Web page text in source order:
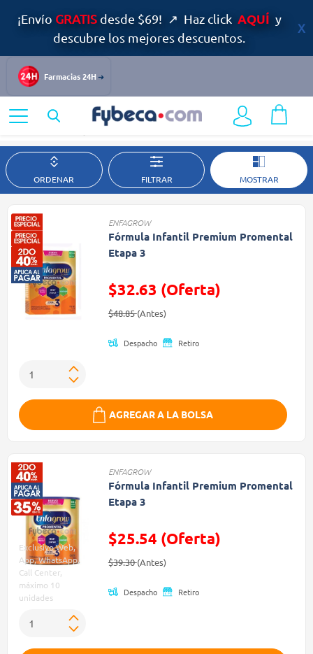
¡Envío GRATISdesde $69! ↗ Haz click AQUÍ y
descubre los mejores descuentos.
Farmacias 24H
Infantil y Maternidad
ORDENAR FILTRAR MOSTRAR
ENFAGROW
Fórmula Infantil Premium Promental
Etapa 3
$32.63 (Oferta)
Precio reducido de
$48.85(Antes)(Oferta)
Despacho Retiro
AGREGAR A LA BOLSA
Exclusivo Web,
App, WhatsApp,
Call Center,
máximo 10
unidades
ENFAGROW
Fórmula Infantil Premium Promental
Etapa 3
$25.54 (Oferta)
Precio reducido de
$39.30(Antes)(Oferta)
Despacho Retiro